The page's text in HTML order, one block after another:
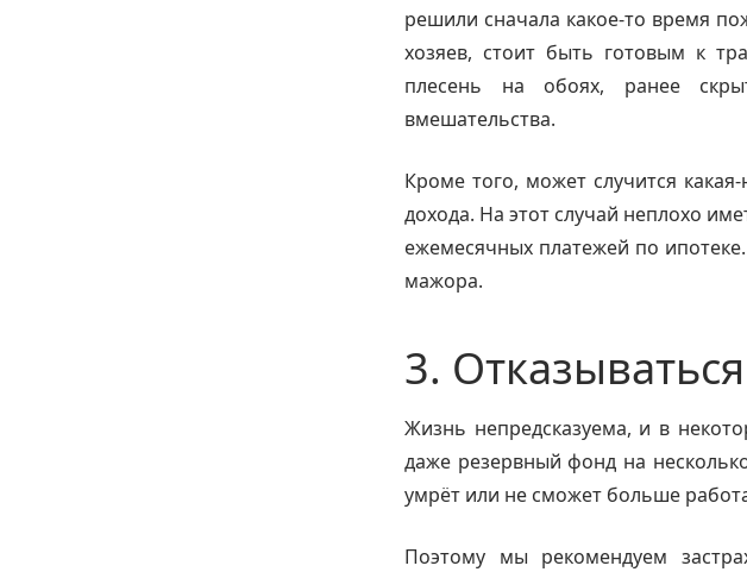
решили сначала какое-то время
хозяев, стоит быть готовым к
плесень на обоях, ранее
вмешательства.
Кроме того, может случится
дохода. На этот случай неплохо
ежемесячных платежей по
мажора.
3.
Жизнь непредсказуема, и в
даже резервный фонд на
умрёт или не сможет больше
Поэтому мы рекомендуем